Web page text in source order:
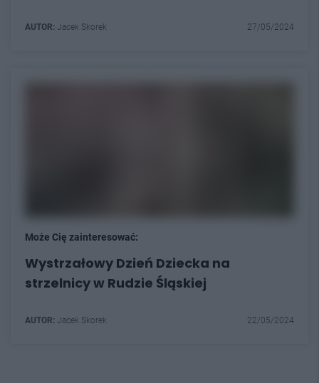
AUTOR: Jacek Skorek 27/05/2024
Może Cię zainteresować:
Wystrzałowy Dzień Dziecka na
strzelnicy w Rudzie Śląskiej
AUTOR: Jacek Skorek 22/05/2024